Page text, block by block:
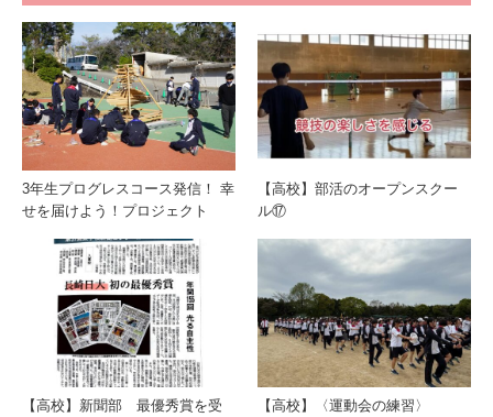
3年生プログレスコース発信！ 幸
せを届けよう！プロジェクト
【高校】部活のオープンスクー
ル⑰
【高校】新聞部 最優秀賞を受
【高校】〈運動会の練習〉